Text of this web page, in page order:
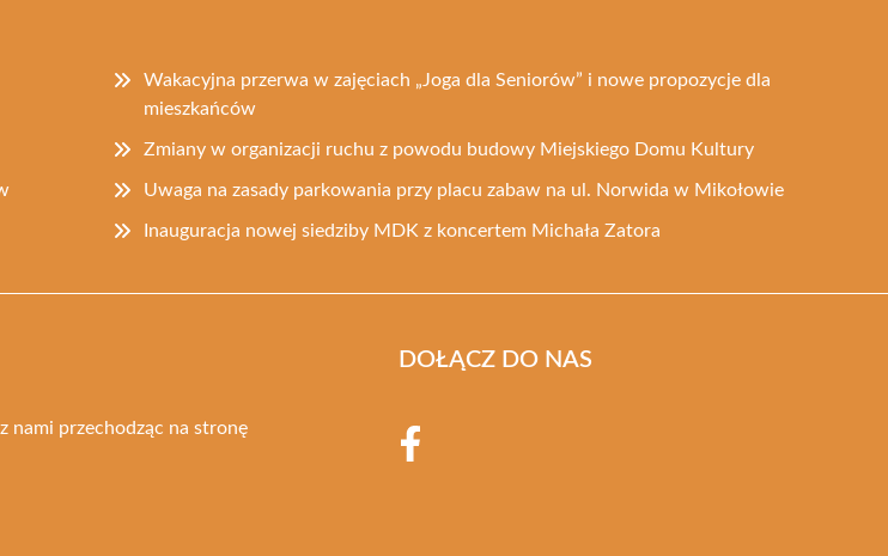
Wakacyjna przerwa w zajęciach „Joga dla Seniorów” i nowe propozycje dla
mieszkańców
Zmiany w organizacji ruchu z powodu budowy Miejskiego Domu Kultury
Uwaga na zasady parkowania przy placu zabaw na ul. Norwida w Mikołowie
Inauguracja nowej siedziby MDK z koncertem Michała Zatora
nami przechodząc na stronę
DOŁĄCZ DO NAS